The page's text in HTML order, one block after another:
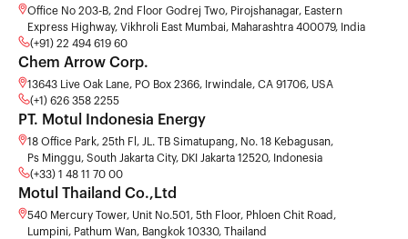
Office No 203-B, 2nd Floor Godrej Two, Pirojshanagar, Eastern
Express Highway, Vikhroli East Mumbai, Maharashtra 400079, India
(+91) 22 494 619 60
Chem Arrow Corp.
13643 Live Oak Lane, PO Box 2366, Irwindale, CA 91706, USA
(+1) 626 358 2255
PT. Motul Indonesia Energy
18 Office Park, 25th Fl, JL. TB Simatupang, No. 18 Kebagusan,
Ps Minggu, South Jakarta City, DKI Jakarta 12520, Indonesia
(+33) 1 48 11 70 00
Motul Thailand Co.,Ltd
540 Mercury Tower, Unit No.501, 5th Floor, Phloen Chit Road,
Lumpini, Pathum Wan, Bangkok 10330, Thailand